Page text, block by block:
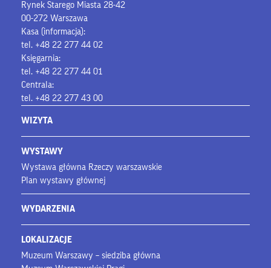
Rynek Starego Miasta 28-42
00-272 Warszawa
Kasa (informacja):
tel. +48 22 277 44 02
Księgarnia:
tel. +48 22 277 44 01
Centrala:
tel. +48 22 277 43 00
WIZYTA
WYSTAWY
Wystawa główna Rzeczy warszawskie
Plan wystawy głównej
WYDARZENIA
LOKALIZACJE
Muzeum Warszawy – siedziba główna